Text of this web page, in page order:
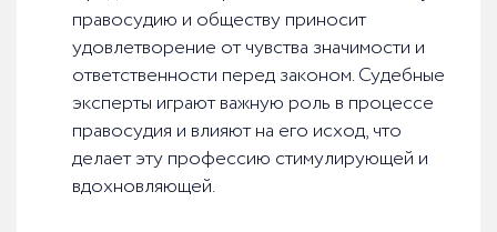
правосудию и обществу приносит
удовлетворение от чувства значимости и
ответственности перед законом. Судебные
эксперты играют важную роль в процессе
правосудия и влияют на его исход, что
делает эту профессию стимулирующей и
вдохновляющей.